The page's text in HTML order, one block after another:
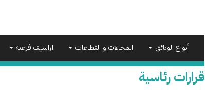
أنواع الوثائق المجالات و القطاعات اراشيف فرعية
قرارات رئاسية